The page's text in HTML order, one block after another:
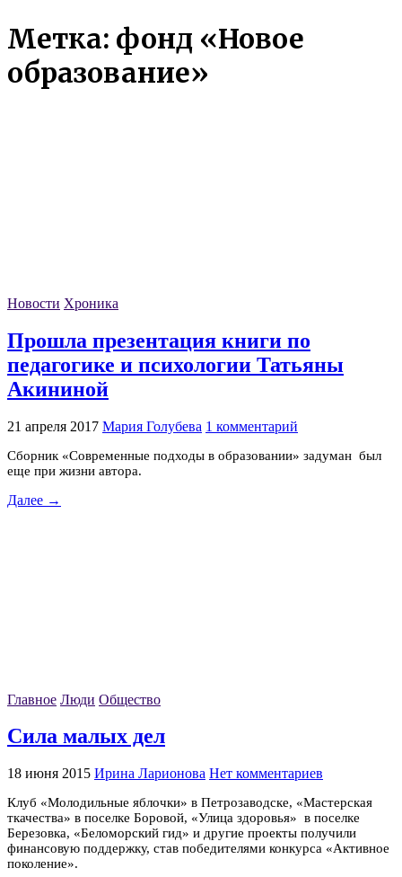
Метка: фонд «Новое
образование»
Новости Хроника
Прошла презентация книги по
педагогике и психологии Татьяны
Акининой
21 апреля 2017 Мария Голубева 1 комментарий
Сборник «Современные подходы в образовании» задуман был
еще при жизни автора.
Далее →
Главное Люди Общество
Сила малых дел
18 июня 2015 Ирина Ларионова Нет комментариев
Клуб «Молодильные яблочки» в Петрозаводске, «Мастерская
ткачества» в поселке Боровой, «Улица здоровья» в поселке
Березовка, «Беломорский гид» и другие проекты получили
финансовую поддержку, став победителями конкурса «Активное
поколение».